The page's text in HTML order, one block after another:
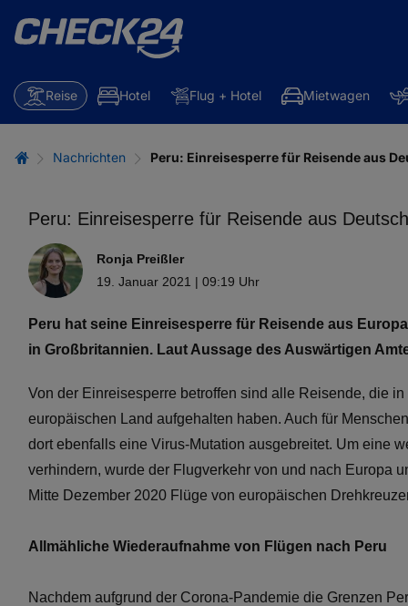
Reise Hotel Flug + Hotel Mietwagen
Nachrichten Peru: Einreisesperre für Reisende aus
Peru: Einreisesperre für Reisende aus
Ronja Preißler
19. Januar 2021 | 09:19 Uhr
Peru hat seine Einreisesperre für Reisende aus
in Großbritannien. Laut Aussage des Auswärtigen
Von der Einreisesperre betroffen sind alle Reisende, die
europäischen Land aufgehalten haben. Auch für
dort ebenfalls eine Virus-Mutation ausgebreitet. Um eine
verhindern, wurde der Flugverkehr von und nach Europa
Mitte Dezember 2020 Flüge von europäischen
Allmähliche Wiederaufnahme von Flügen nach Peru
Nachdem aufgrund der Corona-Pandemie die Grenzen